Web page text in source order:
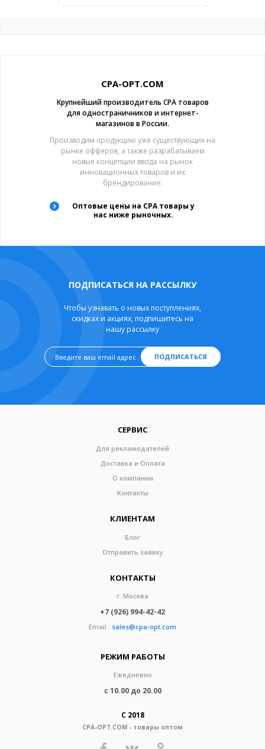
CPA-OPT.COM
Крупнейший производитель CPA товаров
для одностраничников и интернет-
магазинов в России.
Производим продукцию уже существующих на
рынке офферов, а также разрабатываем
новые концепции ввода на рынок
инновационных товаров и их
брендирование.
Оптовые цены на CPA товары у
нас ниже рыночных.
ПОДПИСАТЬСЯ НА РАССЫЛКУ
Чтобы узнавать о новых поступлениях,
скидках и акциях, подпишитесь на
нашу рассылку
ПОДПИСАТЬСЯ
СЕРВИС
Для рекламодателей
Доставка и Оплата
О компании
Контакты
КЛИЕНТАМ
Блог
Отправить заявку
КОНТАКТЫ
г. Москва
+7 (926) 994-42-42
Email : sales@cpa-opt.com
РЕЖИМ РАБОТЫ
Ежедневно
с 10.00 до 20.00
С 2018
CPA-OPT.COM - товары оптом